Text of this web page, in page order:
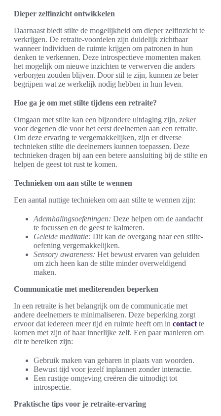
Dieper zelfinzicht ontwikkelen
Daarnaast biedt stilte de mogelijkheid om dieper zelfinzicht te
verkrijgen. De retraite-voordelen zijn duidelijk zichtbaar
wanneer individuen de ruimte krijgen om patronen in hun
denken te verkennen. Deze introspectieve momenten maken
het mogelijk om nieuwe inzichten te verwerven die anders
verborgen zouden blijven. Door stil te zijn, kunnen ze beter
begrijpen wat ze werkelijk nodig hebben in hun leven.
Hoe ga je om met stilte tijdens een retraite?
Omgaan met stilte kan een bijzondere uitdaging zijn, zeker
voor degenen die voor het eerst deelnemen aan een retraite.
Om deze ervaring te vergemakkelijken, zijn er diverse
technieken stilte die deelnemers kunnen toepassen. Deze
technieken dragen bij aan een betere aansluiting bij de stilte en
helpen de geest tot rust te komen.
Technieken om aan stilte te wennen
Een aantal nuttige technieken om aan stilte te wennen zijn:
Ademhalingsoefeningen: Deze helpen om de aandacht
te focussen en de geest te kalmeren.
Geleide meditatie: Dit kan de overgang naar een stilte-
oefening vergemakkelijken.
Sensory awareness: Het bewust ervaren van geluiden
om zich heen kan de stilte minder overweldigend
maken.
Communicatie met mediterenden beperken
In een retraite is het belangrijk om de communicatie met
andere deelnemers te minimaliseren. Deze beperking zorgt
ervoor dat iedereen meer tijd en ruimte heeft om in contact te
komen met zijn of haar innerlijke zelf. Een paar manieren om
dit te bereiken zijn:
Gebruik maken van gebaren in plaats van woorden.
Bewust tijd voor jezelf inplannen zonder interactie.
Een rustige omgeving creëren die uitnodigt tot
introspectie.
Praktische tips voor je retraite-ervaring